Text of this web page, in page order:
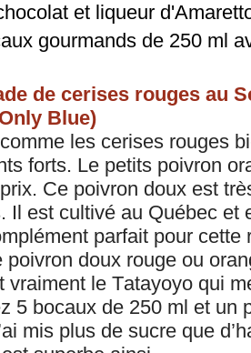
et liqueur
gourmands de 250 ml
de cerises rouges au
Blue)
comme les cerises rouges
forts. Le petits poivron
Ce poivron doux est
Il est cultivé au Québec et
parfait pour cette
poivron doux rouge ou
vraiment le Tatayoyo qui
5 bocaux de 250 ml et un
mis plus de sucre que